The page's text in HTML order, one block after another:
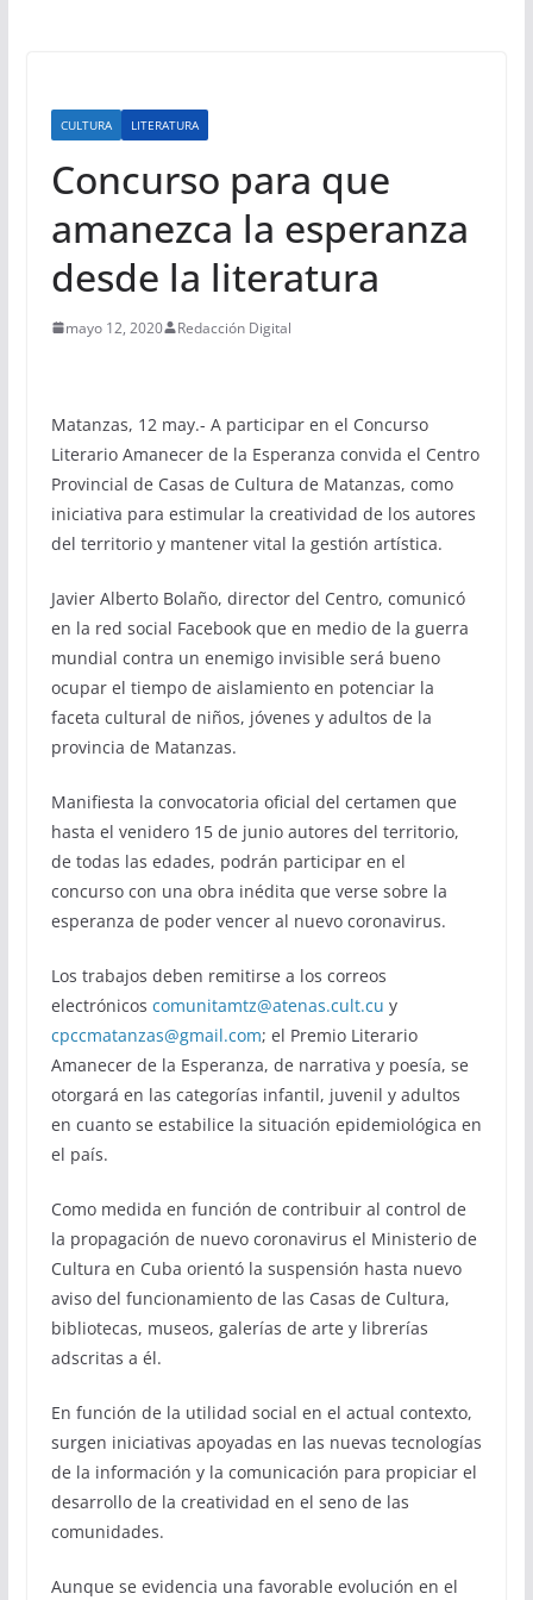
CULTURA LITERATURA
Concurso para que
amanezca la esperanza
desde la literatura
mayo 12, 2020 Redacción Digital
Matanzas, 12 may.- A participar en el Concurso
Literario Amanecer de la Esperanza convida el Centro
Provincial de Casas de Cultura de Matanzas, como
iniciativa para estimular la creatividad de los autores
del territorio y mantener vital la gestión artística.
Javier Alberto Bolaño, director del Centro, comunicó
en la red social Facebook que en medio de la guerra
mundial contra un enemigo invisible será bueno
ocupar el tiempo de aislamiento en potenciar la
faceta cultural de niños, jóvenes y adultos de la
provincia de Matanzas.
Manifiesta la convocatoria oficial del certamen que
hasta el venidero 15 de junio autores del territorio,
de todas las edades, podrán participar en el
concurso con una obra inédita que verse sobre la
esperanza de poder vencer al nuevo coronavirus.
Los trabajos deben remitirse a los correos
electrónicos comunitamtz@atenas.cult.cu y
cpccmatanzas@gmail.com; el Premio Literario
Amanecer de la Esperanza, de narrativa y poesía, se
otorgará en las categorías infantil, juvenil y adultos
en cuanto se estabilice la situación epidemiológica en
el país.
Como medida en función de contribuir al control de
la propagación de nuevo coronavirus el Ministerio de
Cultura en Cuba orientó la suspensión hasta nuevo
aviso del funcionamiento de las Casas de Cultura,
bibliotecas, museos, galerías de arte y librerías
adscritas a él.
En función de la utilidad social en el actual contexto,
surgen iniciativas apoyadas en las nuevas tecnologías
de la información y la comunicación para propiciar el
desarrollo de la creatividad en el seno de las
comunidades.
Aunque se evidencia una favorable evolución en el